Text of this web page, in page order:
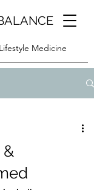
Medicine